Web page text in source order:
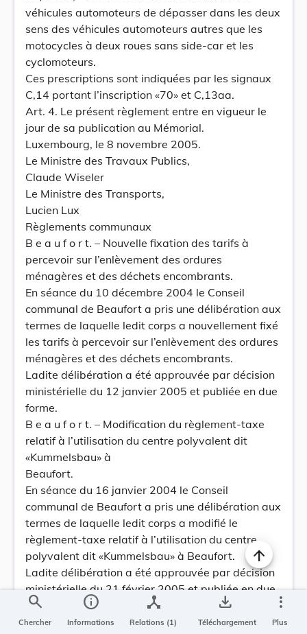
véhicules automoteurs de dépasser dans les deux
sens des véhicules automoteurs autres que les
motocycles à deux roues sans side-car et les
cyclomoteurs.
Ces prescriptions sont indiquées par les signaux
C,14 portant l’inscription «70» et C,13aa.
Art. 4. Le présent règlement entre en vigueur le
jour de sa publication au Mémorial.
Luxembourg, le 8 novembre 2005.
Le Ministre des Travaux Publics,
Claude Wiseler
Le Ministre des Transports,
Lucien Lux
Règlements communaux
B e a u f o r t. – Nouvelle fixation des tarifs à
percevoir sur l’enlèvement des ordures
ménagères et des déchets encombrants.
En séance du 10 décembre 2004 le Conseil
communal de Beaufort a pris une délibération aux
termes de laquelle ledit corps a nouvellement fixé
les tarifs à percevoir sur l’enlèvement des ordures
ménagères et des déchets encombrants.
Ladite délibération a été approuvée par décision
ministérielle du 12 janvier 2005 et publiée en due
forme.
B e a u f o r t. – Modification du règlement-taxe
relatif à l’utilisation du centre polyvalent dit
«Kummelsbau» à
Beaufort.
En séance du 16 janvier 2004 le Conseil
communal de Beaufort a pris une délibération aux
termes de laquelle ledit corps a modifié le
règlement-taxe relatif à l’utilisation du centre
polyvalent dit «Kummelsbau» à Beaufort.
Ladite délibération a été approuvée par décision
ministérielle du 21 février 2005 et publiée en due
forme.
B e c h. – Règlement-taxe relatif à l’utilisation
search
Chercher
info
Informations
device_hub
Relations (1)
save_alt
Téléchargement
more_vert
Plus